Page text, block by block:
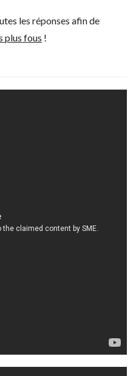
les réponses afin de
plus fous !